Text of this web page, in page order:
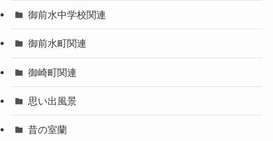
御前水中学校関連
御前水町関連
御崎町関連
思い出風景
昔の室蘭